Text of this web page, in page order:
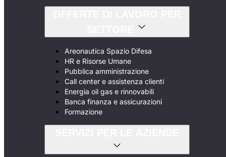
Areonautica Spazio Difesa
HR e Risorse Umane
Pubblica amministrazione
Call center e assistenza clienti
Energia oil gas e rinnovabili
Banca finanza e assicurazioni
Formazione